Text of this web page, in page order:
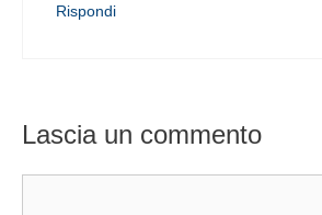
Rispondi
Lascia un commento